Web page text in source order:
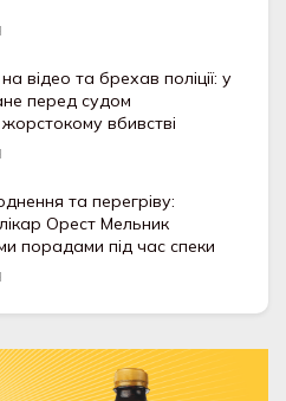
відео та брехав поліції: у
перед судом
вбивстві
та перегріву:
Орест Мельник
порадами під час спеки